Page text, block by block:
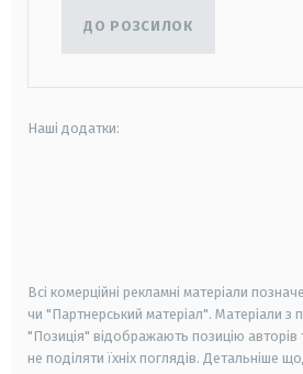
ДО РОЗСИЛОК
Наші додатки:
Всі комерційні рекламні матеріали
чи "Партнерський матеріал". Матеріали з
"Позиція" відображають позицію авторів
не поділяти їхніх поглядів. Детальніше